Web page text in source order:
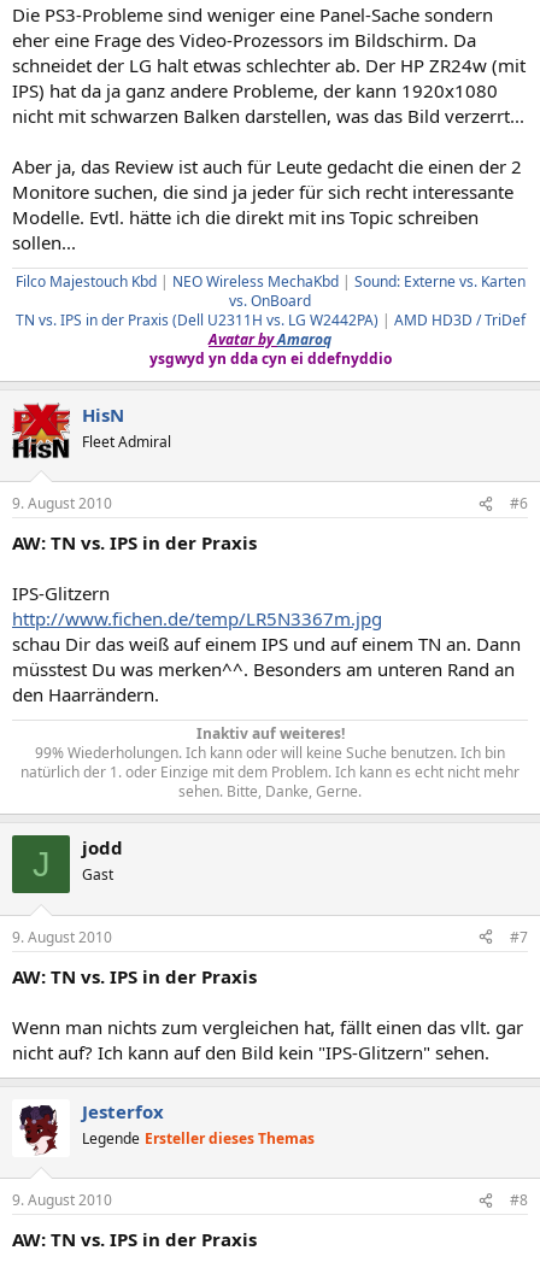
Die PS3-Probleme sind weniger eine Panel-Sache sondern
eher eine Frage des Video-Prozessors im Bildschirm. Da
schneidet der LG halt etwas schlechter ab. Der HP ZR24w (mit
IPS) hat da ja ganz andere Probleme, der kann 1920x1080
nicht mit schwarzen Balken darstellen, was das Bild verzerrt...
Aber ja, das Review ist auch für Leute gedacht die einen der 2
Monitore suchen, die sind ja jeder für sich recht interessante
Modelle. Evtl. hätte ich die direkt mit ins Topic schreiben
sollen...
Filco Majestouch Kbd| NEO Wireless MechaKbd| Sound: Externe vs. Karten
vs. OnBoard
TN vs. IPS in der Praxis (Dell U2311H vs. LG W2442PA) | AMD HD3D / TriDef
Avatar byAmaroq
ysgwyd yn dda cyn ei ddefnyddio
HisN
Fleet Admiral
9. August 2010 #6
AW: TN vs. IPS in der Praxis
IPS-Glitzern
http://www.fichen.de/temp/LR5N3367m.jpg
schau Dir das weiß auf einem IPS und auf einem TN an. Dann
müsstest Du was merken^^. Besonders am unteren Rand an
den Haarrändern.
Inaktiv auf weiteres!
99% Wiederholungen. Ich kann oder will keine Suche benutzen. Ich bin
natürlich der 1. oder Einzige mit dem Problem. Ich kann es echt nicht mehr
sehen. Bitte, Danke, Gerne.​
J jodd
Gast
9. August 2010 #7
AW: TN vs. IPS in der Praxis
Wenn man nichts zum vergleichen hat, fällt einen das vllt. gar
nicht auf? Ich kann auf den Bild kein "IPS-Glitzern" sehen.
Jesterfox
Legende Ersteller dieses Themas
9. August 2010 #8
AW: TN vs. IPS in der Praxis